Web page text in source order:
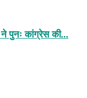
ने पुनः कांग्रेस की...